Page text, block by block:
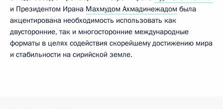
и Президентом Ирана Махмудом Ахмадинежадом была
акцентирована необходимость использовать как
двусторонние, так и многосторонние международные
форматы в целях содействия скорейшему достижению мира
и стабильности на сирийской земле.